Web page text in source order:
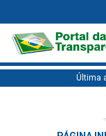
Última